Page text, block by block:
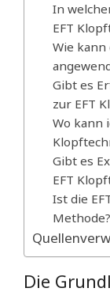
In
EFT
Wie kann
Gibt es
zur EFT
Wo kann
Gibt es
EFT
Ist die
Methode?
Die